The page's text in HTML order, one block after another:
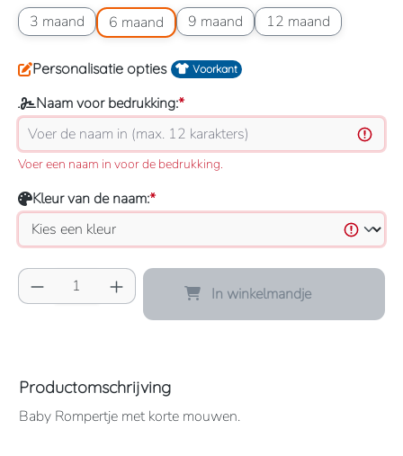
3 maand
Maatoptie: 3 maand
6 maand
Maatoptie: 6 maand
9 maand
Maatoptie: 9 maand12 maand
Maatoptie: 12 maand
Personalisatie opties Voorkant
Naam voor bedrukking:*
Voer een naam in voor de bedrukking.
Kleur van de naam:*
Producthoeveelheid: Voer de gewenste
In winkelmandje
Productomschrijving
Baby Rompertje met korte mouwen.